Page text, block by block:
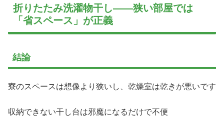
折りたたみ洗濯物干し——狭い部屋では
「省スペース」が正義
結論
寮のスペースは想像より狭いし、乾燥室は乾きが悪いです
収納できない干し台は邪魔になるだけで不便